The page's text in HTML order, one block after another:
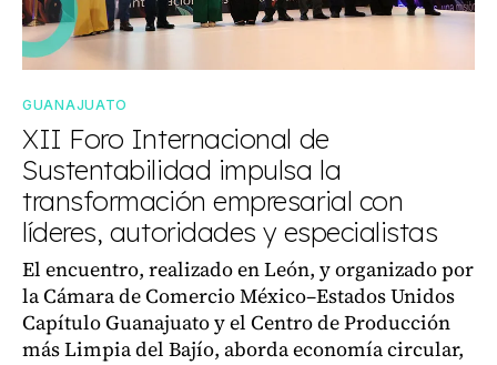
GUANAJUATO
XII Foro Internacional de
Sustentabilidad impulsa la
transformación empresarial con
líderes, autoridades y especialistas
El encuentro, realizado en León, y organizado por
la Cámara de Comercio México–Estados Unidos
Capítulo Guanajuato y el Centro de Producción
más Limpia del Bajío, aborda economía circular,